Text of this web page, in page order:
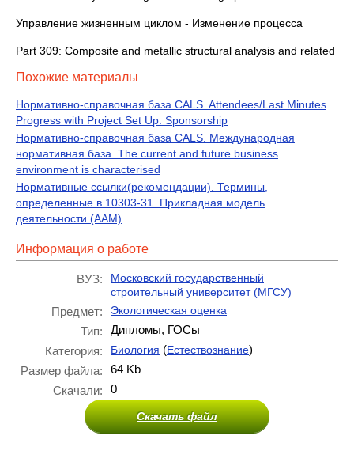
Управление жизненным циклом - Изменение процесса
Part 309: Composite and metallic structural analysis and related
Похожие материалы
Нормативно-справочная база CALS. Attendees/Last Minutes
Progress with Project Set Up. Sponsorship
Нормативно-справочная база CALS. Международная
нормативная база. The current and future business
environment is characterised
Нормативные ссылки(рекомендации). Термины,
определенные в 10303-31. Прикладная модель
деятельности (AAM)
Информация о работе
ВУЗ:
Московский государственный
строительный университет (МГСУ)
Предмет: Экологическая оценка
Тип:
Дипломы, ГОСы
Категория:
Биология (Естествознание)
Размер файла:
64 Kb
Скачали:
0
Скачать файл